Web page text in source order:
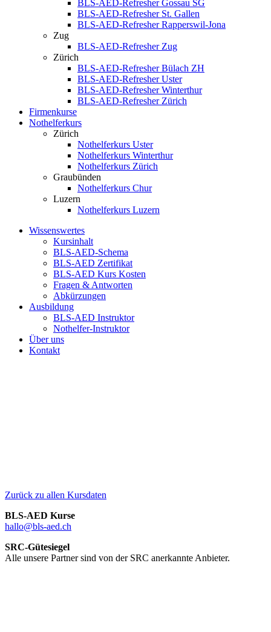
BLS-AED-Refresher Gossau SG
BLS-AED-Refresher St. Gallen
BLS-AED-Refresher Rapperswil-Jona
Zug
BLS-AED-Refresher Zug
Zürich
BLS-AED-Refresher Bülach ZH
BLS-AED-Refresher Uster
BLS-AED-Refresher Winterthur
BLS-AED-Refresher Zürich
Firmenkurse
Nothelferkurs
Zürich
Nothelferkurs Uster
Nothelferkurs Winterthur
Nothelferkurs Zürich
Graubünden
Nothelferkurs Chur
Luzern
Nothelferkurs Luzern
Wissenswertes
Kursinhalt
BLS-AED-Schema
BLS-AED Zertifikat
BLS-AED Kurs Kosten
Fragen & Antworten
Abkürzungen
Ausbildung
BLS-AED Instruktor
Nothelfer-Instruktor
Über uns
Kontakt
Zurück zu allen Kursdaten
BLS-AED Kurse
hallo@bls-aed.ch
SRC-Gütesiegel
Alle unsere Partner sind von der SRC anerkannte Anbieter.